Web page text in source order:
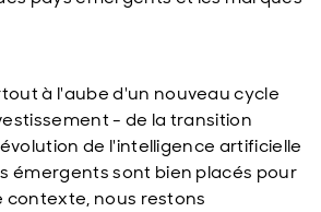
à l'aube d'un nouveau cycle
- de la transition
de l'intelligence artificielle
émergents sont bien placés pour
contexte, nous restons